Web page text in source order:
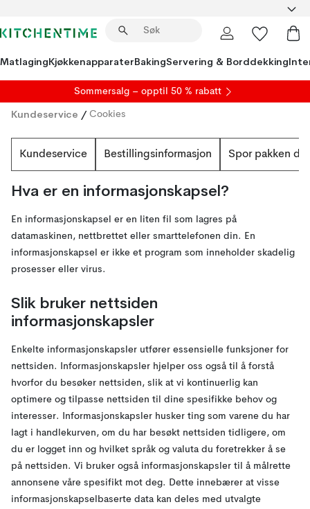
MatlagingKjøkkenapparaterBakingServering & Borddekking
Sommersalg – opptil 50 % rabatt
Kundeservice / Cookies
Kundeservice Bestillingsinformasjon Spor pakken din
Hva er en informasjonskapsel?
En informasjonskapsel er en liten fil som lagres på
datamaskinen, nettbrettet eller smarttelefonen din. En
informasjonskapsel er ikke et program som inneholder skadelig
prosesser eller virus.
Slik bruker nettsiden
informasjonskapsler
Enkelte informasjonskapsler utfører essensielle funksjoner for
nettsiden. Informasjonskapsler hjelper oss også til å forstå
hvorfor du besøker nettsiden, slik at vi kontinuerlig kan
optimere og tilpasse nettsiden til dine spesifikke behov og
interesser. Informasjonskapsler husker ting som varene du har
lagt i handlekurven, om du har besøkt nettsiden tidligere, om
du er logget inn og hvilket språk og valuta du foretrekker å se
på nettsiden. Vi bruker også informasjonskapsler til å målrette
annonsene våre spesifikt mot deg. Dette innebærer at visse
informasjonskapselbaserte data kan deles med utvalgte